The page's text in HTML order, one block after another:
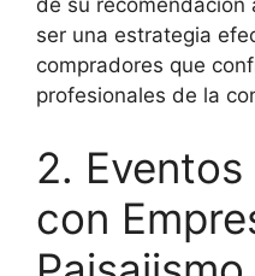
de su recomendación
ser una estrategia
compradores que
profesionales de la
2.
con